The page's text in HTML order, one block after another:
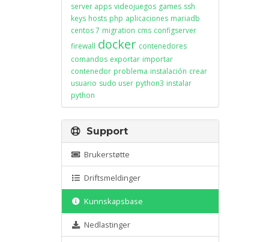
server apps videojuegos games ssh
keys hosts php aplicaciones mariadb
centos 7 migration cms configserver
firewall docker contenedores
comandos exportar importar
contenedor problema instalación crear
usuario sudo user python3 instalar
python
Support
Brukerstøtte
Driftsmeldinger
Kunnskapsbase
Nedlastinger